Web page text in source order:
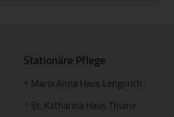
Stationäre Pflege
+ Maria Anna Haus Lengerich
+ St. Katharina Haus Thuine